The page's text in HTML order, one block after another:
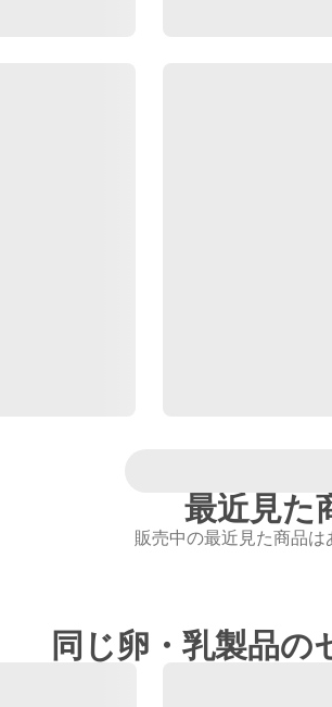
最近見た
販売中の最近見た商品は
同じ卵・乳製品の